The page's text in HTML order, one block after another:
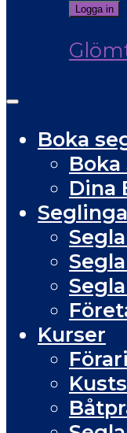
Boka
Dina
Kurser